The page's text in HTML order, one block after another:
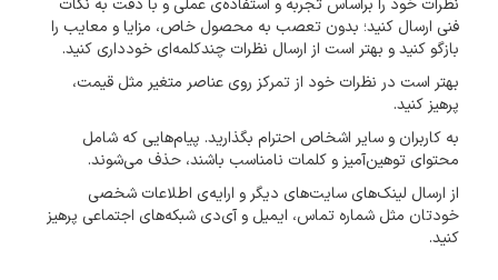
نظرات خود را براساس تجربه و استفاده‌ی عملی و با دقت به نکات
فنی ارسال کنید؛ بدون تعصب به محصول خاص، مزایا و معایب را
بازگو کنید و بهتر است از ارسال نظرات چندکلمه‌‌ای خودداری کنید.
بهتر است در نظرات خود از تمرکز روی عناصر متغیر مثل قیمت،
پرهیز کنید.
به کاربران و سایر اشخاص احترام بگذارید. پیام‌هایی که شامل
محتوای توهین‌آمیز و کلمات نامناسب باشند، حذف می‌شوند.
از ارسال لینک‌های سایت‌های دیگر و ارایه‌ی اطلاعات شخصی
خودتان مثل شماره تماس، ایمیل و آی‌دی شبکه‌های اجتماعی پرهیز
کنید.